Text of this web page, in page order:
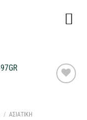
/ ΑΣΙΑΤΙΚΗ